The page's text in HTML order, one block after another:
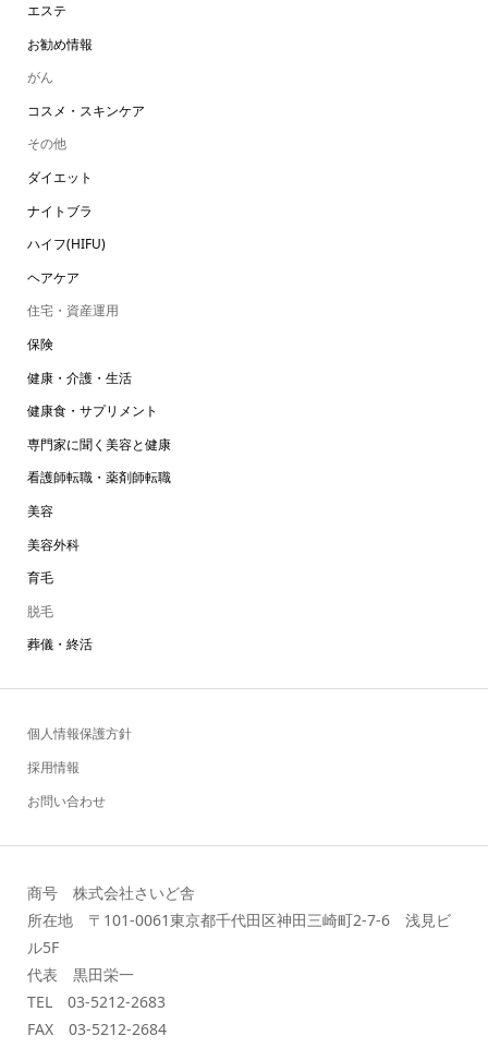
エステ
お勧め情報
がん
コスメ・スキンケア
その他
ダイエット
ナイトブラ
ハイフ(HIFU)
ヘアケア
住宅・資産運用
保険
健康・介護・生活
健康食・サプリメント
専門家に聞く美容と健康
看護師転職・薬剤師転職
美容
美容外科
育毛
脱毛
葬儀・終活
個人情報保護方針
採用情報
お問い合わせ
商号 株式会社さいど舎
所在地 〒101-0061東京都千代田区神田三崎町2-7-6 浅見ビ
ル5F
代表 黒田栄一
TEL 03-5212-2683
FAX 03-5212-2684